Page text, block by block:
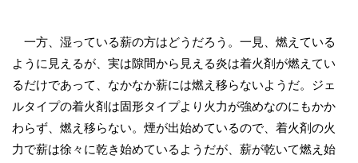
一方、湿っている薪の方はどうだろう。一見、燃えている
ように見えるが、実は隙間から見える炎は着火剤が燃えてい
るだけであって、なかなか薪には燃え移らないようだ。ジェ
ルタイプの着火剤は固形タイプより火力が強めなのにもかか
わらず、燃え移らない。煙が出始めているので、着火剤の火
力で薪は徐々に乾き始めているようだが、薪が乾いて燃え始